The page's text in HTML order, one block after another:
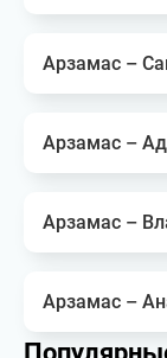
Арзамас –
Арзамас –
Арзамас –
Арзамас –